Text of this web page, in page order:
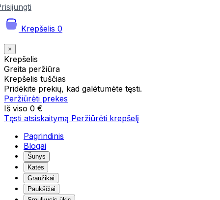
Krepšelis 0
×
Krepšelis
Greita peržiūra
Krepšelis tuščias
Pridėkite prekių, kad galėtumėte tęsti.
Peržiūrėti prekes
Iš viso 0 €
Tęsti atsiskaitymą Peržiūrėti krepšelį
Pagrindinis
Blogai
Šunys
Katės
Graužikai
Paukščiai